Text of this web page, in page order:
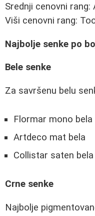
Srednji cenovni rang:
Viši cenovni rang:
Najbolje senke po
Bele senke
Za savršenu belu
Flormar mono bela
Artdeco mat bela
Collistar saten bela
Crne senke
Najbolje